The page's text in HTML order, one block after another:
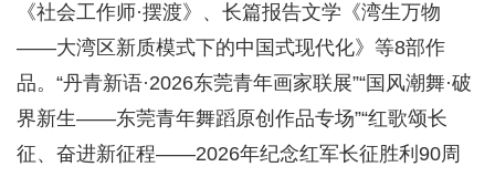
《社会工作师·摆渡》、长篇报告文学《湾生万物
——大湾区新质模式下的中国式现代化》等8部作
品。“丹青新语·2026东莞青年画家联展”“国风潮舞·破
界新生——东莞青年舞蹈原创作品专场”“红歌颂长
征、奋进新征程——2026年纪念红军长征胜利90周